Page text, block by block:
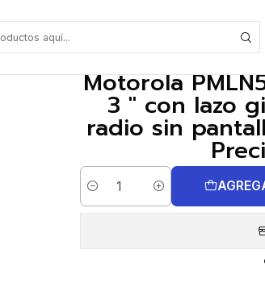
Motorola
3 " con lazo
radio sin
Cantidad